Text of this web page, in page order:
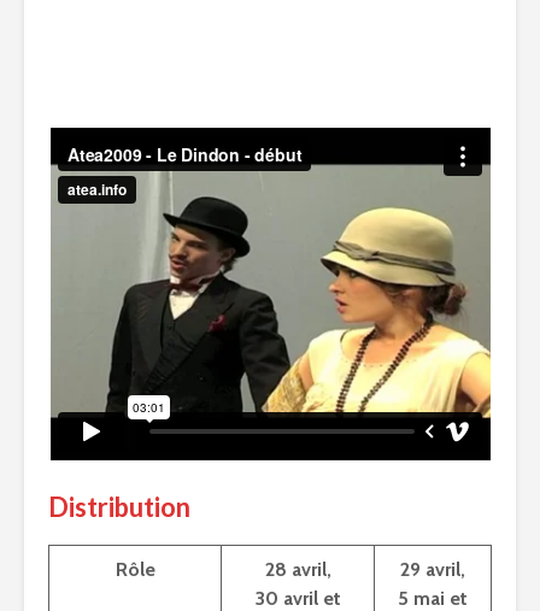
Distribution
Rôle
28 avril,
30 avril et
29 avril,
5 mai et